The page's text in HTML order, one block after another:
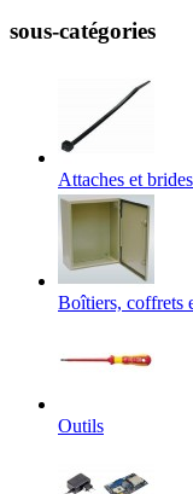
sous-catégories
Attaches et
Boîtiers, coffrets
Outils